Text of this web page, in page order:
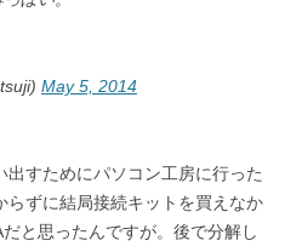
May 5, 2014
すためにパソコン工房に行った
らずに結局接続キットを買えなか
と思ったんですが。後で分解し